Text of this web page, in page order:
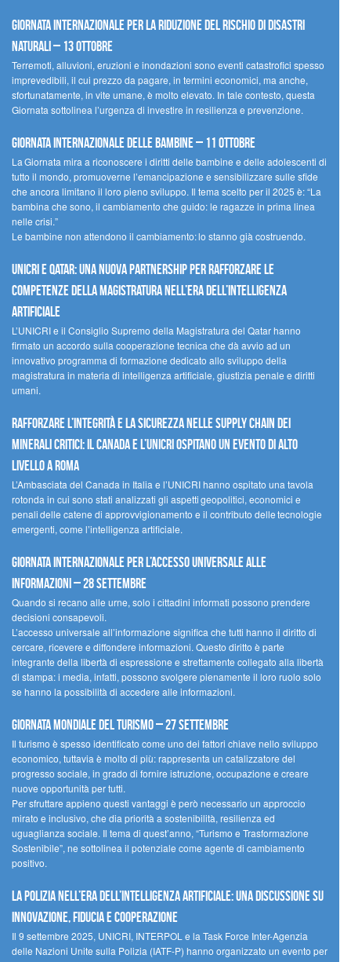
Giornata internazionale per la riduzione del rischio di disastri
naturali – 13 ottobre
Terremoti, alluvioni, eruzioni e inondazioni sono eventi catastrofici spesso
imprevedibili, il cui prezzo da pagare, in termini economici, ma anche,
sfortunatamente, in vite umane, è molto elevato. In tale contesto, questa
Giornata sottolinea l’urgenza di investire in resilienza e prevenzione.
Giornata internazionale delle bambine – 11 ottobre
La Giornata mira a riconoscere i diritti delle bambine e delle adolescenti di
tutto il mondo, promuoverne l’emancipazione e sensibilizzare sulle sfide
che ancora limitano il loro pieno sviluppo. Il tema scelto per il 2025 è: “La
bambina che sono, il cambiamento che guido: le ragazze in prima linea
nelle crisi.”
Le bambine non attendono il cambiamento: lo stanno già costruendo.
UNICRI e Qatar: una nuova partnership per rafforzare le
competenze della magistratura nell’era dell’intelligenza
artificiale
L’UNICRI e il Consiglio Supremo della Magistratura del Qatar hanno
firmato un accordo sulla cooperazione tecnica che dà avvio ad un
innovativo programma di formazione dedicato allo sviluppo della
magistratura in materia di intelligenza artificiale, giustizia penale e diritti
umani.
Rafforzare l’integrità e la sicurezza nelle supply chain dei
minerali critici: il Canada e l’UNICRI ospitano un evento di alto
livello a Roma
L’Ambasciata del Canada in Italia e l’UNICRI hanno ospitato una tavola
rotonda in cui sono stati analizzati gli aspetti geopolitici, economici e
penali delle catene di approvvigionamento e il contributo delle tecnologie
emergenti, come l’intelligenza artificiale.
Giornata internazionale per l’accesso universale alle
informazioni – 28 settembre
Quando si recano alle urne, solo i cittadini informati possono prendere
decisioni consapevoli.
L’accesso universale all’informazione significa che tutti hanno il diritto di
cercare, ricevere e diffondere informazioni. Questo diritto è parte
integrante della libertà di espressione e strettamente collegato alla libertà
di stampa: i media, infatti, possono svolgere pienamente il loro ruolo solo
se hanno la possibilità di accedere alle informazioni.
Giornata mondiale del turismo – 27 settembre
Il turismo è spesso identificato come uno dei fattori chiave nello sviluppo
economico, tuttavia è molto di più: rappresenta un catalizzatore del
progresso sociale, in grado di fornire istruzione, occupazione e creare
nuove opportunità per tutti.
Per sfruttare appieno questi vantaggi è però necessario un approccio
mirato e inclusivo, che dia priorità a sostenibilità, resilienza ed
uguaglianza sociale. Il tema di quest’anno, “Turismo e Trasformazione
Sostenibile”, ne sottolinea il potenziale come agente di cambiamento
positivo.
La polizia nell’era dell’Intelligenza Artificiale: una discussione su
innovazione, fiducia e cooperazione
Il 9 settembre 2025, UNICRI, INTERPOL e la Task Force Inter-Agenzia
delle Nazioni Unite sulla Polizia (IATF-P) hanno organizzato un evento per